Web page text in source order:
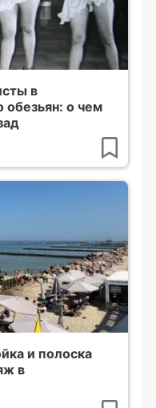
в
обезьян: о чем
и полоска
в